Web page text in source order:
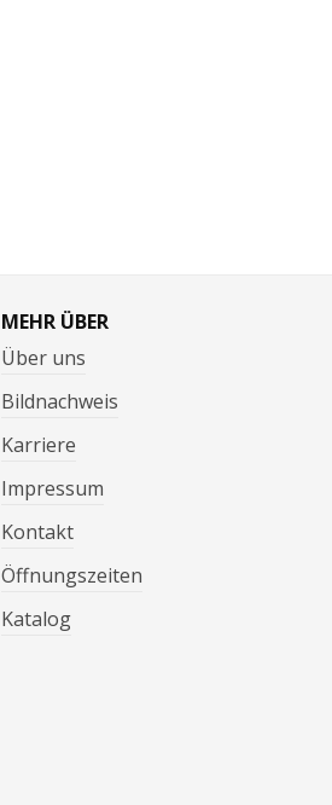
MEHR ÜBER
Über uns
Bildnachweis
Karriere
Impressum
Kontakt
Öffnungszeiten
Katalog